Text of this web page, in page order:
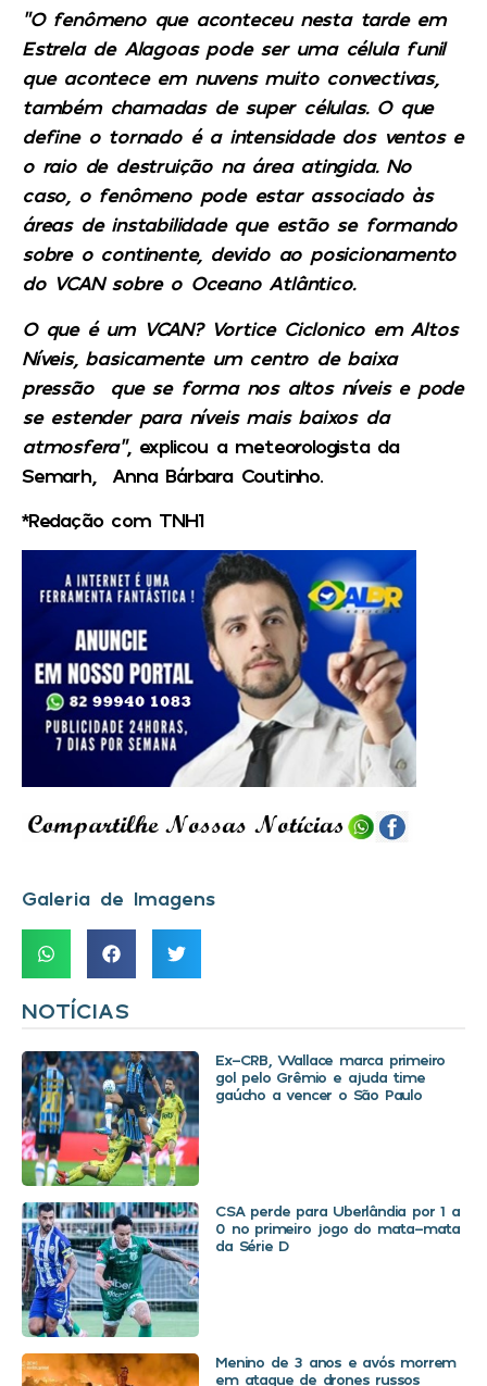
“O fenômeno que aconteceu nesta tarde em
Estrela de Alagoas pode ser uma célula funil
que acontece em nuvens muito convectivas,
também chamadas de super células. O que
define o tornado é a intensidade dos ventos e
o raio de destruição na área atingida. No
caso, o fenômeno pode estar associado às
áreas de instabilidade que estão se formando
sobre o continente, devido ao posicionamento
do VCAN sobre o Oceano Atlântico.
O que é um VCAN? Vortice Ciclonico em Altos
Níveis, basicamente um centro de baixa
pressão que se forma nos altos níveis e pode
se estender para níveis mais baixos da
atmosfera”, explicou a meteorologista da
Semarh, Anna Bárbara Coutinho.
*Redação com TNH1
Galeria de Imagens
NOTÍCIAS
Ex-CRB, Wallace marca primeiro
gol pelo Grêmio e ajuda time
gaúcho a vencer o São Paulo
CSA perde para Uberlândia por 1 a
0 no primeiro jogo do mata-mata
da Série D
Menino de 3 anos e avós morrem
em ataque de drones russos